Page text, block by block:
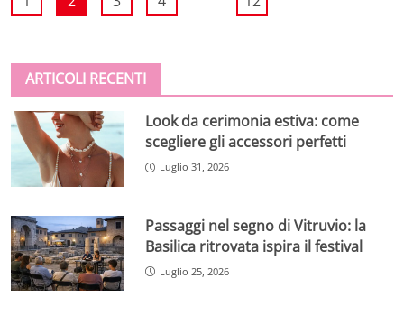
ARTICOLI RECENTI
Look da cerimonia estiva: come
scegliere gli accessori perfetti
Luglio 31, 2026
Passaggi nel segno di Vitruvio: la
Basilica ritrovata ispira il festival
Luglio 25, 2026